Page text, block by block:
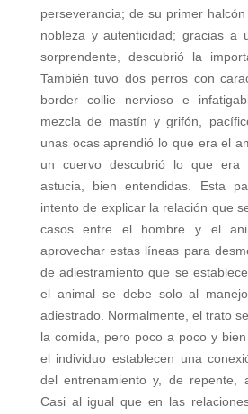
perseverancia; de su primer
nobleza y autenticidad; gracias a
sorprendente, descubrió la
También tuvo dos perros con
border collie nervioso e
mezcla de mastín y grifón,
unas ocas aprendió lo que era el
un cuervo descubrió lo que era
astucia, bien entendidas. Esta
intento de explicar la relación que
casos entre el hombre y el
aprovechar estas líneas para
de adiestramiento que se
el animal se debe solo al
adiestrado. Normalmente, el trato
la comida, pero poco a poco y
el individuo establecen una
del entrenamiento y, de repente,
Casi al igual que en las